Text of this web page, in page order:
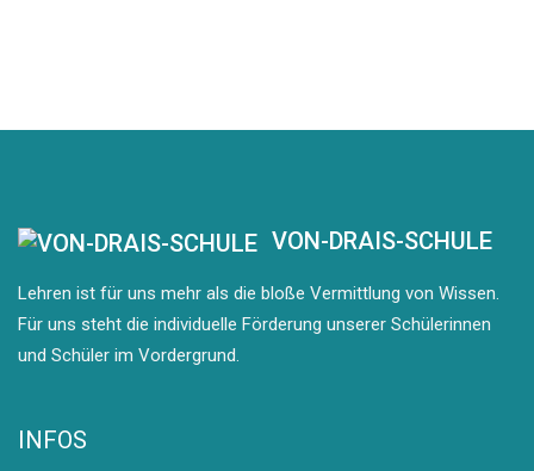
VON-DRAIS-SCHULE
Lehren ist für uns mehr als die bloße Vermittlung von Wissen.
Für uns steht die individuelle Förderung unserer Schülerinnen
und Schüler im Vordergrund.
INFOS